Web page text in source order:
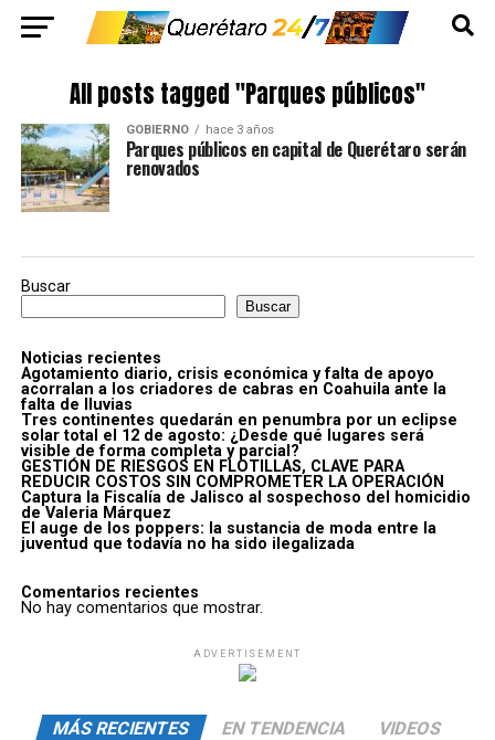
All posts tagged "Parques públicos"
GOBIERNO hace 3 años
Parques públicos en capital de Querétaro serán
renovados
Buscar
Buscar
Noticias recientes
Agotamiento diario, crisis económica y falta de apoyo
acorralan a los criadores de cabras en Coahuila ante la
falta de lluvias
Tres continentes quedarán en penumbra por un eclipse
solar total el 12 de agosto: ¿Desde qué lugares será
visible de forma completa y parcial?
GESTIÓN DE RIESGOS EN FLOTILLAS, CLAVE PARA
REDUCIR COSTOS SIN COMPROMETER LA OPERACIÓN
Captura la Fiscalía de Jalisco al sospechoso del homicidio
de Valeria Márquez
El auge de los poppers: la sustancia de moda entre la
juventud que todavía no ha sido ilegalizada
Comentarios recientes
No hay comentarios que mostrar.
ADVERTISEMENT
MÁS RECIENTES EN TENDENCIA VIDEOS